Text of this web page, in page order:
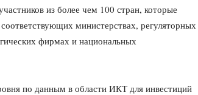
из более чем 100 стран, которые
министерствах, регуляторных
фирмах и национальных
по данным в области ИКТ для инвестиций